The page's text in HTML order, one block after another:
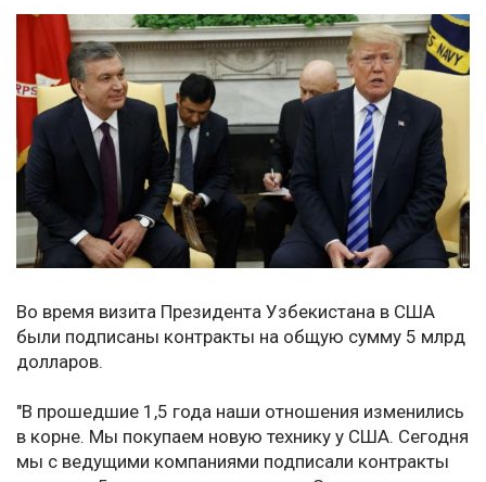
Во время визита Президента Узбекистана в США
были подписаны контракты на общую сумму 5 млрд
долларов.
"В прошедшие 1,5 года наши отношения изменились
в корне. Мы покупаем новую технику у США. Сегодня
мы с ведущими компаниями подписали контракты